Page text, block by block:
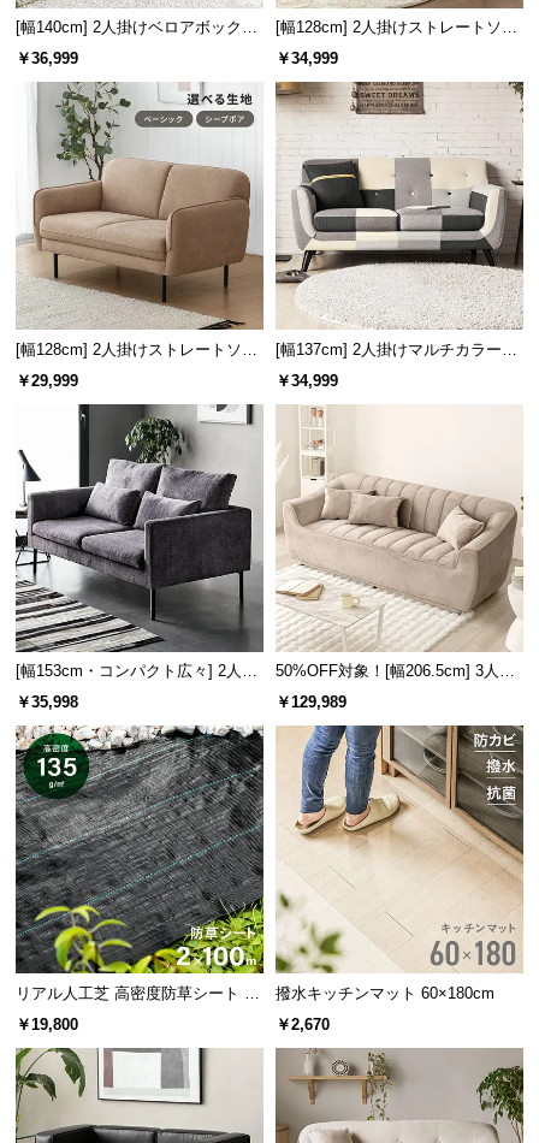
企
業
[幅140cm] 2人掛けベロアボックス
ソファ
￥36,999
[幅128cm] 2人掛けストレートソフ
ァ シープボアタイプ
￥34,999
[幅128cm] 2人掛けストレートソフ
ァ
￥29,999
[幅137cm] 2人掛けマルチカラーソ
ファ
￥34,999
[幅153cm・コンパクト広々] 2人掛
けモダンソファ ブラックスチール
￥35,998
50%OFF対象！[幅206.5cm] 3人掛
けソファ
￥129,989
リアル人工芝 高密度防草シート 2×
100m
￥19,800
撥水キッチンマット 60×180cm
￥2,670